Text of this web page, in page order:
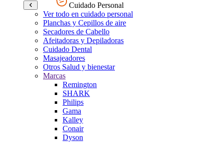
Cuidado Personal
Ver todo en cuidado personal
Planchas y Cepillos de aire
Secadores de Cabello
Afeitadoras y Depiladoras
Cuidado Dental
Masajeadores
Otros Salud y bienestar
Marcas
Remington
SHARK
Philips
Gama
Kalley
Conair
Dyson